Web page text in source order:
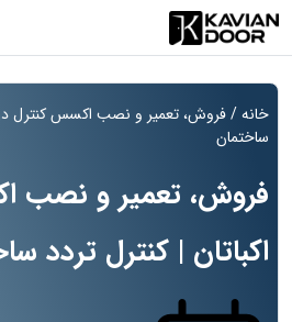
خانه/ فروش، تعمیر و نصب اکسس کنترل در
ساختمان
فروش، تعمیر و نصب
اکباتان | کنترل تردد